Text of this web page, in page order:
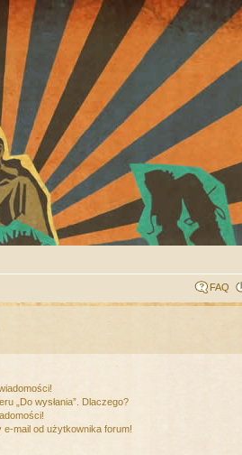
FAQ
„Do wysłania”. Dlaczego?
e-mail od użytkownika forum!